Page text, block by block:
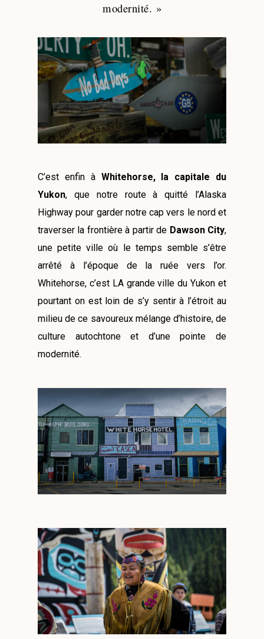
modernité. »
C’est enfin à Whitehorse, la capitale du
Yukon, que notre route à quitté l’Alaska
Highway pour garder notre cap vers le nord et
traverser la frontière à partir de Dawson City,
une petite ville où le temps semble s’être
arrêté à l’époque de la ruée vers l’or.
Whitehorse, c’est LA grande ville du Yukon et
pourtant on est loin de s’y sentir à l’étroit au
milieu de ce savoureux mélange d’histoire, de
culture autochtone et d’une pointe de
modernité.